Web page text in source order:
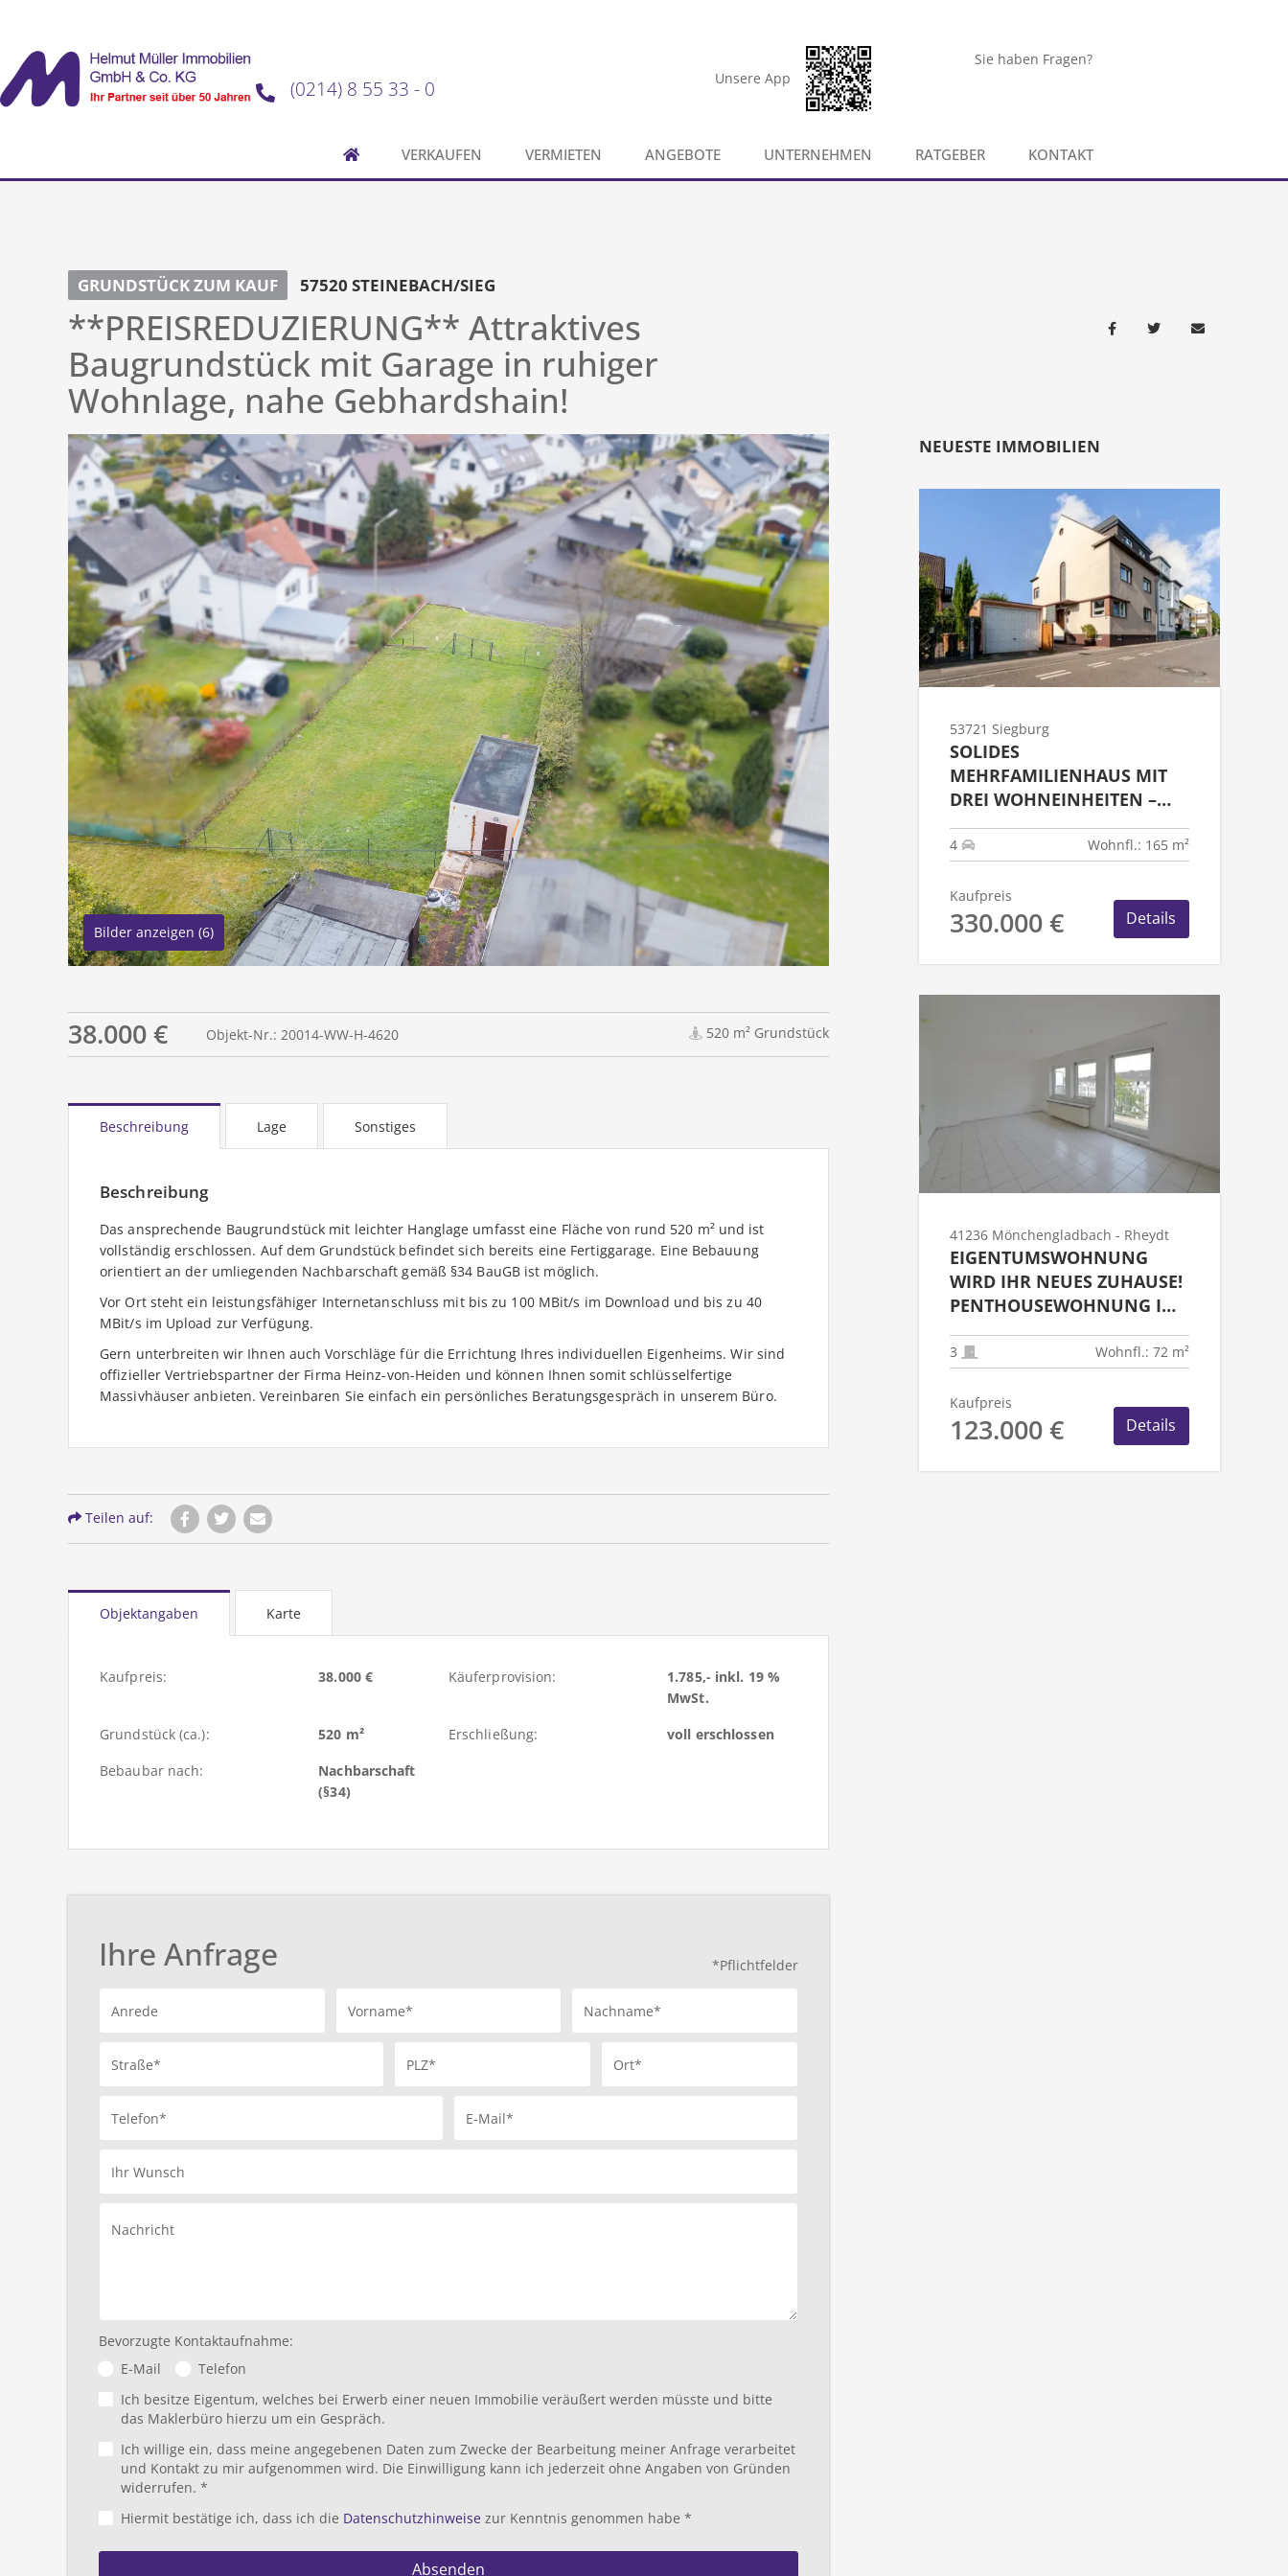
Unsere App
Sie haben Fragen?
(0214) 8 55 33 - 0
VERKAUFEN VERMIETEN ANGEBOTE UNTERNEHMEN RATGEBER KONTAKT
GRUNDSTÜCK ZUM KAUF 57520 STEINEBACH/SIEG
**PREISREDUZIERUNG** Attraktives
Baugrundstück mit Garage in ruhiger
Wohnlage, nahe Gebhardshain!
Bilder anzeigen (6)
38.000 € Objekt-Nr.: 20014-WW-H-4620 520 m² Grundstück
Beschreibung Lage Sonstiges
Beschreibung
Das ansprechende Baugrundstück mit leichter Hanglage umfasst eine Fläche von rund 520 m² und ist
vollständig erschlossen. Auf dem Grundstück befindet sich bereits eine Fertiggarage. Eine Bebauung
orientiert an der umliegenden Nachbarschaft gemäß §34 BauGB ist möglich.
Vor Ort steht ein leistungsfähiger Internetanschluss mit bis zu 100 MBit/s im Download und bis zu 40
MBit/s im Upload zur Verfügung.
Gern unterbreiten wir Ihnen auch Vorschläge für die Errichtung Ihres individuellen Eigenheims. Wir sind
offizieller Vertriebspartner der Firma Heinz-von-Heiden und können Ihnen somit schlüsselfertige
Massivhäuser anbieten. Vereinbaren Sie einfach ein persönliches Beratungsgespräch in unserem Büro.
Teilen auf:
Objektangaben Karte
Kaufpreis: 38.000 € Käuferprovision:
1.785,- inkl. 19 %
MwSt.
Grundstück (ca.):
520 m² Erschließung:
voll erschlossen
Bebaubar nach:
Nachbarschaft
(§34)
*Pflichtfelder
Ihre Anfrage
Anrede Vorname* Nachname*
Straße* PLZ* Ort*
Telefon* E-Mail*
Ihr Wunsch
Nachricht
Bevorzugte Kontaktaufnahme:
E-Mail
Telefon
Ich besitze Eigentum, welches bei Erwerb einer neuen Immobilie veräußert werden müsste und bitte
das Maklerbüro hierzu um ein Gespräch.
Ich willige ein, dass meine angegebenen Daten zum Zwecke der Bearbeitung meiner Anfrage verarbeitet
und Kontakt zu mir aufgenommen wird. Die Einwilligung kann ich jederzeit ohne Angaben von Gründen
widerrufen. *
Hiermit bestätige ich, dass ich die Datenschutzhinweise zur Kenntnis genommen habe *
Absenden
NEUESTE IMMOBILIEN
53721 Siegburg
SOLIDES
MEHRFAMILIENHAUS MIT
DREI WOHNEINHEITEN –
KAPITALANLAGE MIT
ENTWICKLUNGSPOTENZIAL
4 Wohnfl.: 165 m²
Kaufpreis
330.000 € Details
41236 Mönchengladbach - Rheydt
EIGENTUMSWOHNUNG
WIRD IHR NEUES ZUHAUSE!
PENTHOUSEWOHNUNG IN
RHEYDT - ZENTRUM
3 Wohnfl.: 72 m²
Kaufpreis
123.000 € Details